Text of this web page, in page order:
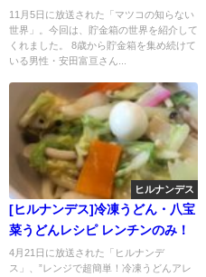
る！
11月5日に放送された「マツコの知らない
世界」。今回は、貯金箱の世界を紹介して
くれました。 8歳から貯金箱を集め続けて
いる男性・安田富亘さん...
ヒルナンデス
[ヒルナンデス]冷凍うどん・八宝
菜うどんレシピ レンチンのみ！
4月21日に放送された「ヒルナンデ
ス」、”レンジで超簡単！冷凍うどんアレ